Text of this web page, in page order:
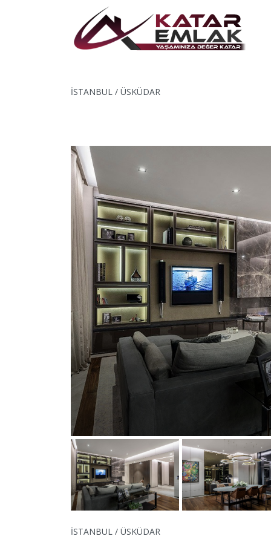
İSTANBUL / ÜSKÜDAR
İSTANBUL / ÜSKÜDAR